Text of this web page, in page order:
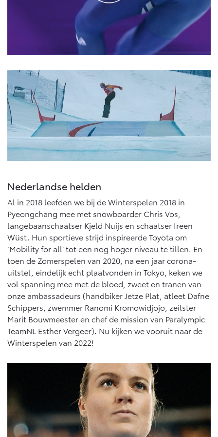
Nederlandse helden
Al in 2018 leefden we bij de Winterspelen 2018 in
Pyeongchang mee met snowboarder Chris Vos,
langebaanschaatser Kjeld Nuijs en schaatser Ireen
Wüst. Hun sportieve strijd inspireerde Toyota om
‘Mobility for all’ tot een nog hoger niveau te tillen. En
toen de Zomerspelen van 2020, na een jaar corona-
uitstel, eindelijk echt plaatvonden in Tokyo, keken we
vol spanning mee met de bloed, zweet en tranen van
onze ambassadeurs (handbiker Jetze Plat, atleet Dafne
Schippers, zwemmer Ranomi Kromowidjojo, zeilster
Marit Bouwmeester en chef de mission van Paralympic
TeamNL Esther Vergeer). Nu kijken we vooruit naar de
Winterspelen van 2022!